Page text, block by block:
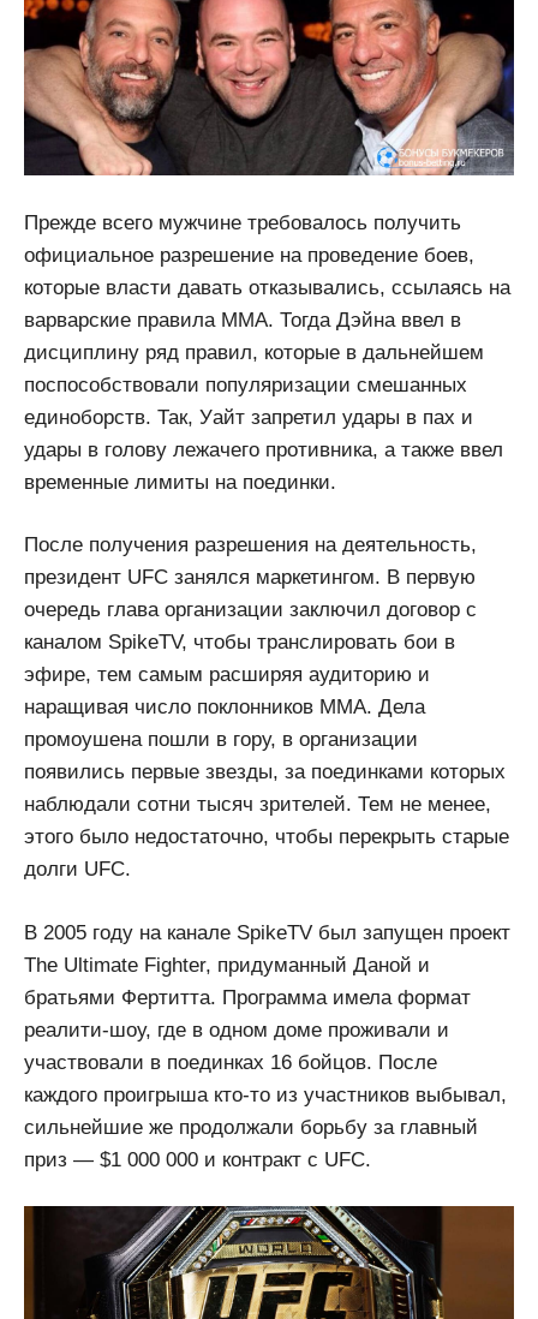
Прежде всего мужчине требовалось получить
официальное разрешение на проведение боев,
которые власти давать отказывались, ссылаясь на
варварские правила ММА. Тогда Дэйна ввел в
дисциплину ряд правил, которые в дальнейшем
поспособствовали популяризации смешанных
единоборств. Так, Уайт запретил удары в пах и
удары в голову лежачего противника, а также ввел
временные лимиты на поединки.
После получения разрешения на деятельность,
президент UFC занялся маркетингом. В первую
очередь глава организации заключил договор с
каналом SpikeTV, чтобы транслировать бои в
эфире, тем самым расширяя аудиторию и
наращивая число поклонников ММА. Дела
промоушена пошли в гору, в организации
появились первые звезды, за поединками которых
наблюдали сотни тысяч зрителей. Тем не менее,
этого было недостаточно, чтобы перекрыть старые
долги UFC.
В 2005 году на канале SpikeTV был запущен проект
The Ultimate Fighter, придуманный Даной и
братьями Фертитта. Программа имела формат
реалити-шоу, где в одном доме проживали и
участвовали в поединках 16 бойцов. После
каждого проигрыша кто-то из участников выбывал,
сильнейшие же продолжали борьбу за главный
приз — $1 000 000 и контракт с UFC.